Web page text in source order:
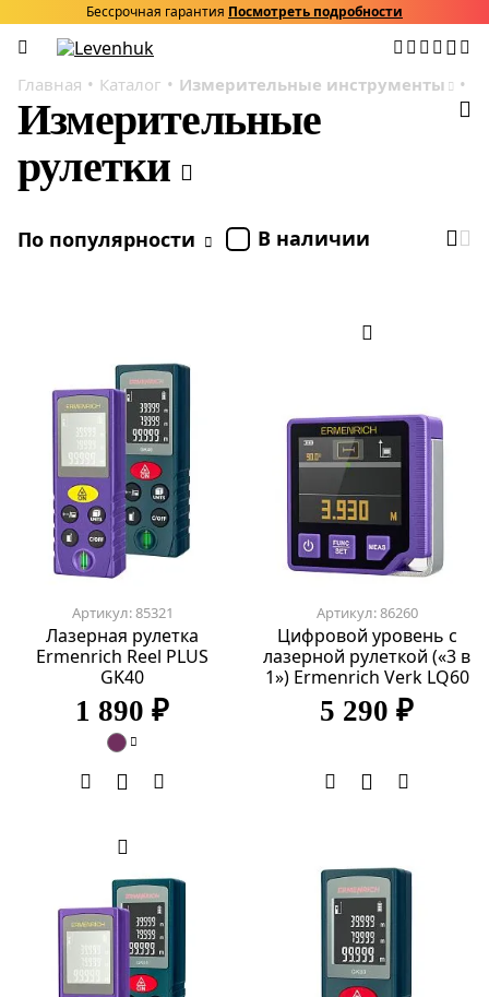
Бессрочная гарантия Посмотреть подробности
Главная Каталог Измерительные инструменты
Измерительные
рулетки
По популярности В наличии
Артикул: 85321
Лазерная рулетка
Ermenrich Reel PLUS
GK40
1 890 ₽
Артикул: 86260
Цифровой уровень с
лазерной рулеткой («3 в
1») Ermenrich Verk LQ60
5 290 ₽